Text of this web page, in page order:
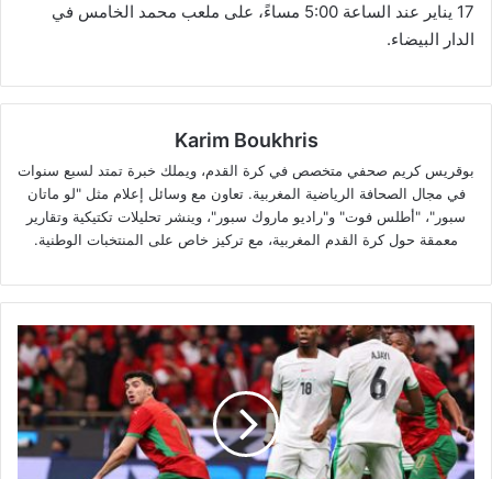
17 يناير عند الساعة 5:00 مساءً، على ملعب محمد الخامس في
الدار البيضاء.
Karim Boukhris
بوقريس كريم صحفي متخصص في كرة القدم، ويملك خبرة تمتد لسبع سنوات
في مجال الصحافة الرياضية المغربية. تعاون مع وسائل إعلام مثل "لو ماتان
سبور"، "أطلس فوت" و"راديو ماروك سبور"، وينشر تحليلات تكتيكية وتقارير
معمقة حول كرة القدم المغربية، مع تركيز خاص على المنتخبات الوطنية.
المغرب
يعبر
نيجيريا
بركلات
الترجيح
إلى
نهائي